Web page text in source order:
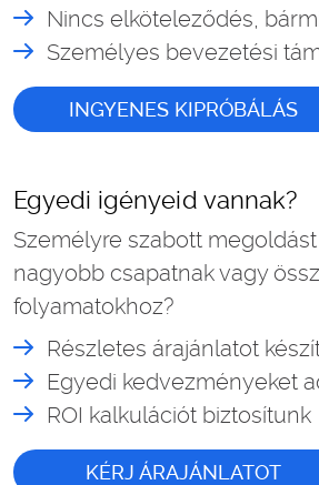
Nincs elköteleződés,
Személyes bevezetési
INGYENES KIPRÓBÁLÁS
Egyedi igényeid vannak?
Személyre szabott
nagyobb csapatnak vagy
folyamatokhoz?
Részletes árajánlatot
Egyedi kedvezményeket
ROI kalkulációt biztosítunk
KÉRJ ÁRAJÁNLATOT